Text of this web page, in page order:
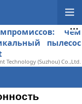
чем
пылесос
Technology (Suzhou) Co.,Ltd.